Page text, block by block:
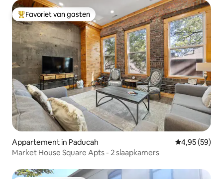
Topfavoriet van gasten
Favoriet van gasten
Appartement in Paducah Gemiddelde
4,95 (59)
Market House Square Apts - 2 slaapkamers